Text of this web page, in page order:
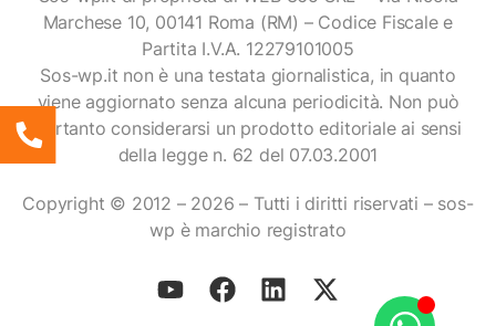
Marchese 10, 00141 Roma (RM) – Codice Fiscale e
Partita I.V.A. 12279101005
Sos-wp.it non è una testata giornalistica, in quanto
viene aggiornato senza alcuna periodicità. Non può
pertanto considerarsi un prodotto editoriale ai sensi
della legge n. 62 del 07.03.2001
Copyright © 2012 – 2026 – Tutti i diritti riservati – sos-
wp è marchio registrato